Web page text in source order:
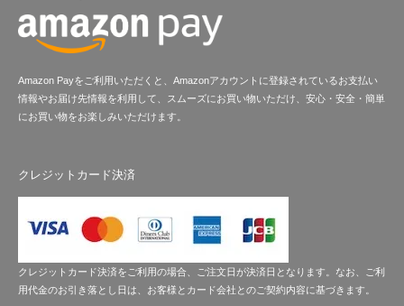
Amazon Payをご利用いただくと、Amazonアカウントに登録されているお支払い
情報やお届け先情報を利用して、スムーズにお買い物いただけ、安心・安全・簡単
にお買い物をお楽しみいただけます。
クレジットカード決済
クレジットカード決済をご利用の場合、ご注文日が決済日となります。なお、ご利
用代金のお引き落とし日は、お客様とカード会社とのご契約内容に基づきます。